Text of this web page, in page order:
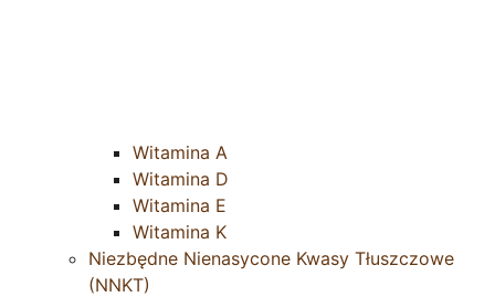
Witamina A
Witamina D
Witamina E
Witamina K
Niezbędne Nienasycone Kwasy Tłuszczowe
(NNKT)